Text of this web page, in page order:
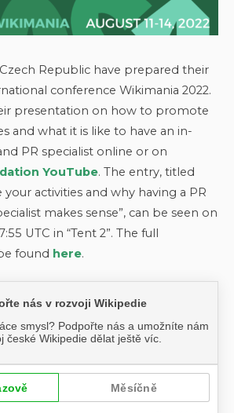
Republic have prepared their
conference Wikimania 2022.
presentation on how to promote
and what it is like to have an in-
PR specialist online or on
YouTube. The entry, titled
activities and why having a PR
makes sense”, can be seen on
UTC in “Tent 2”. The full
found here.